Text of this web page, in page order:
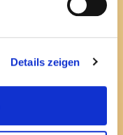
Details zeigen